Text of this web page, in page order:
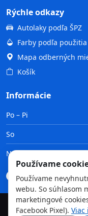
Rýchle odkazy
Autolaky podľa ŠPZ
Farby podľa použitia
Mapa odberných
Košík
Informácie
Po – Pi
So
Ne
Doprava Platba
©2026
Používame
Používame
webu. So súhlasom
marketingové
Facebook Pixel).